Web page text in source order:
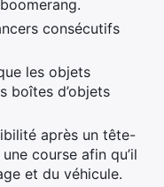
consécutifs
les objets
boîtes d’objets
après un tête-
course afin qu’il
et du véhicule.